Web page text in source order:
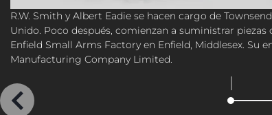
R.W. Smith y Albert Eadie se hacen cargo de
Unido. Poco después, comienzan a suministrar
Enfield Small Arms Factory en Enfield, Middlesex. Su
Manufacturing Company Limited.